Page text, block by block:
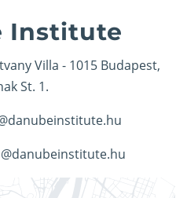
Institute
Villa - 1015 Budapest,
St. 1.